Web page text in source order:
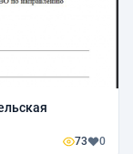
73 0